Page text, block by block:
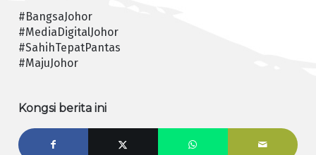
#BangsaJohor
#MediaDigitalJohor
#SahihTepatPantas
#MajuJohor
Kongsi berita ini